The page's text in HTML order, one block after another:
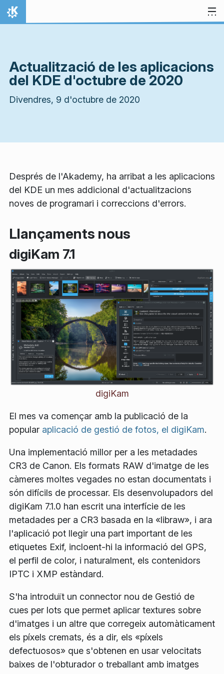
Salta al contingut
Inici
Actualització de les aplicacions
del KDE d'octubre de 2020
Divendres, 9 d'octubre de 2020
Després de l'Akademy, ha arribat a les aplicacions
del KDE un mes addicional d'actualitzacions
noves de programari i correccions d'errors.
Llançaments nous
digiKam 7.1
digiKam
El mes va començar amb la publicació de la
popular aplicació de gestió de fotos, el digiKam.
Una implementació millor per a les metadades
CR3 de Canon. Els formats RAW d'imatge de les
càmeres moltes vegades no estan documentats i
són difícils de processar. Els desenvolupadors del
digiKam 7.1.0 han escrit una interfície de les
metadades per a CR3 basada en la «libraw», i ara
l'aplicació pot llegir una part important de les
etiquetes Exif, incloent-hi la informació del GPS,
el perfil de color, i naturalment, els contenidors
IPTC i XMP estàndard.
S'ha introduït un connector nou de Gestió de
cues per lots que permet aplicar textures sobre
d'imatges i un altre que corregeix automàticament
els píxels cremats, és a dir, els «píxels
defectuosos» que s'obtenen en usar velocitats
baixes de l'obturador o treballant amb imatges